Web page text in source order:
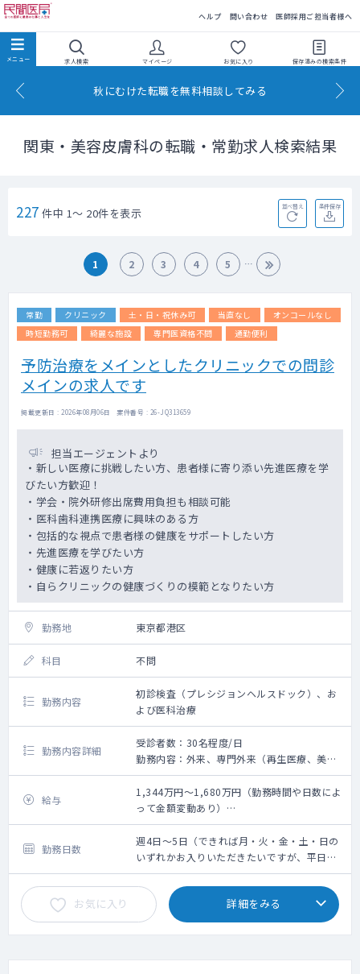
ヘルプ 問い合わせ 医師採用ご担当者様へ
求人検索 マイページ お気に入り 保存済みの検索条件
秋にむけた転職を無料相談してみる
関東・美容皮膚科の転職・常勤求人検索結果
227 件中 1～ 20件を表示 並べ替え 条件保存
1 2 3 4 5
常勤 クリニック 土・日・祝休み可 当直なし
オンコールなし
時短勤務可
綺麗な施設 専門医資格不問 通勤便利
予防治療をメインとしたクリニックでの問診
メインの求人です
掲載更新日 : 2026年08月06日 案件番号 : 26-JQ313659
担当エージェントより
・新しい医療に挑戦したい方、患者様に寄り添い先進医療を学
びたい方歓迎！
・学会・院外研修出席費用負担も相談可能
・医科歯科連携医療に興味のある方
・包括的な視点で患者様の健康をサポートしたい方
・先進医療を学びたい方
・健康に若返りたい方
・自らクリニックの健康づくりの模範となりたい方
勤務地 東京都港区
科目 不問
勤務内容
初診検査（プレシジョンヘルスドック）、お
よび医科治療
勤務内容詳細
受診者数：30名程度/日
勤務内容：外来、専門外来（再生医療、美容
皮膚科、総合診療科）
問診業務、簡単な脂肪採取・皮下組織採取
（研修制度有）
※稀に、点滴や採血を依頼する可能性があり
ます（看護師不在時）
※美容外科施術は無いので、未経験の先生で
も安心です
外来数：10～15名/日（自費診療）
発熱外来：なし
カルテ：エムスリーデジカル
給与
1,344万円～1,680万円（勤務時間や日数によ
って金額変動あり）
※前年度年収考慮有
週4日：1,344万円～
週5日：1,680万円～
勤務日数
週4日～5日（できれば月・火・金・土・日の
いずれかお入りいただきたいですが、平日の
み4日や5日も検討いたします）
お気に入り 詳細をみる